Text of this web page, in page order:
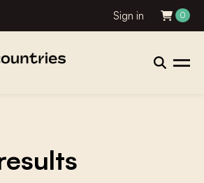
Sign in 0